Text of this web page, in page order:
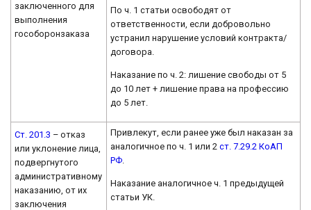
заключенного для
выполнения
гособоронзаказа
По ч. 1 статьи освободят от
ответственности, если добровольно
устранил нарушение условий контракта/
договора.
Наказание по ч. 2: лишение свободы от 5
до 10 лет + лишение права на профессию
до 5 лет.
Ст. 201.3 – отказ
или уклонение лица,
подвергнутого
административному
наказанию, от их
заключения
Привлекут, если ранее уже был наказан за
аналогичное по ч. 1 или 2ст. 7.29.2 КоАП
РФ.
Наказание аналогичное ч. 1 предыдущей
статьи УК.